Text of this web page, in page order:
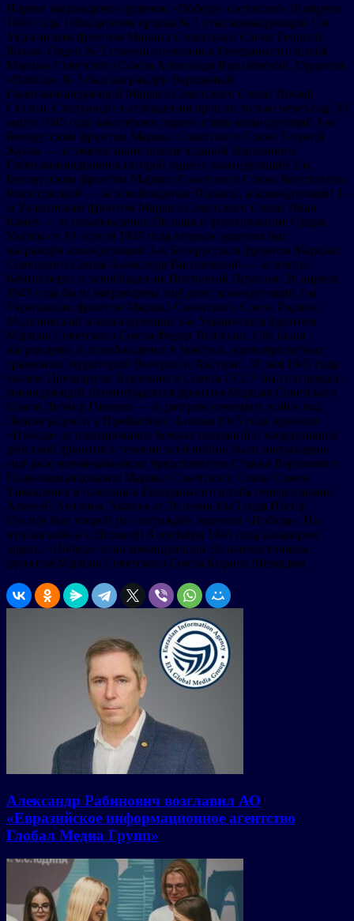
Первое награждение орденом «Победа» состоялось 10 апреля
1944 года. Обладателем ордена № 1 стал командующий 1-м
Украинским фронтом Маршал Советского Союза Георгий
Жуков. Орден № 2 получил начальник Генерального штаба
Маршал Советского Союза Александр Василевский. Орденом
«Победа» № 3 был награждён Верховный
Главнокомандующий Маршал Советского Союза Иосиф
Сталин. Следующие награждения прошли только через год: 30
марта 1945 года кавалерами ордена стали командующий 1-м
Белорусским фронтом Маршал Советского Союза Георгий
Жуков — за умелое выполнение заданий Верховного
Главнокомандования (второй орден), командующий 2-м
Белорусским фронтом Маршал Советского Союза Константин
Рокоссовский — за освобождение Польши, и командующий 1-
м Украинским фронтом Маршал Советского Союза Иван
Конев — за освобождение Польши и форсирование Одера.
Указом от 19 апреля 1945 года вторым орденом был
награждён командующий 3-м Белорусским фронтом Маршал
Советского Союза Александр Василевский — за взятие
Кёнигсберга и освобождение Восточной Пруссии. 26 апреля
1945 года были награждены ещё двое: командующий 2-м
Украинским фронтом Маршал Советского Союза Родион
Малиновский и командующий 3-м Украинским фронтом
Маршал Советского Союза Федор Толбухин. Оба были
награждены за освобождение в тяжёлых, кровопролитных
сражениях территорий Венгрии и Австрии. 31 мая 1945 года
указом Президиума Верховного Совета СССР был награждён
командующий Ленинградским фронтом Маршал Советского
Союза Леонид Говоров — за разгром немецких войск под
Ленинградом и в Прибалтике. 4 июня 1945 года орденом
«Победа» за планирование боевых операций и координацию
действий фронтов в течение всей войны были награждены
ещё двое военачальников: представитель Ставки Верховного
Главнокомандования Маршал Советского Союза Семен
Тимошенко и начальник Генерального штаба генерал армии
Алексей Антонов. Указом от 26 июня 1945 года Иосиф
Сталин был второй раз награждён орденом «Победа». По
итогам войны с Японией 8 сентября 1945 года кавалером
ордена «Победа» стал командующий Дальневосточным
фронтом Маршал Советского Союза Кирилл Мерецков.
Александр Рабинович возглавил АО
«Евразийское информационное агентство
Глобал Медиа Групп»